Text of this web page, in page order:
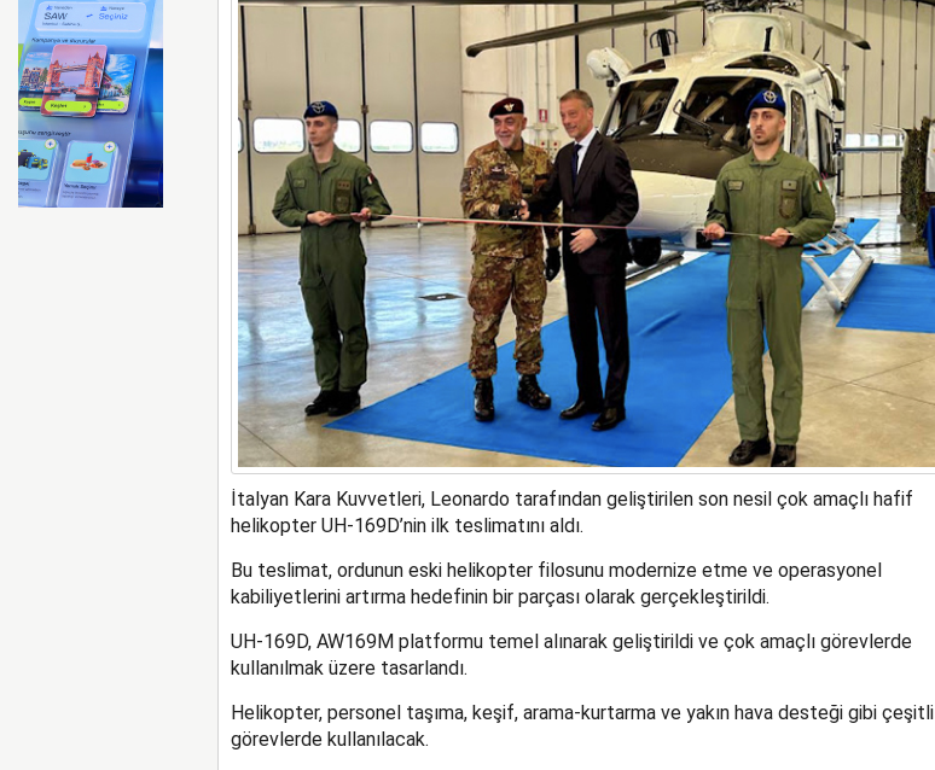
Air India uçağı türbülansa girdi 17 kişi yaralandı
İtalyan Kara Kuvvetleri, Leonardo tarafından geliştirilen son nesil çok amaçlı hafif
helikopter UH-169D’nin ilk teslimatını aldı.
Bu teslimat, ordunun eski helikopter filosunu modernize etme ve operasyonel
kabiliyetlerini artırma hedefinin bir parçası olarak gerçekleştirildi.
UH-169D, AW169M platformu temel alınarak geliştirildi ve çok amaçlı görevlerde
kullanılmak üzere tasarlandı.
Helikopter, personel taşıma, keşif, arama-kurtarma ve yakın hava desteği gibi çeşitli
görevlerde kullanılacak.